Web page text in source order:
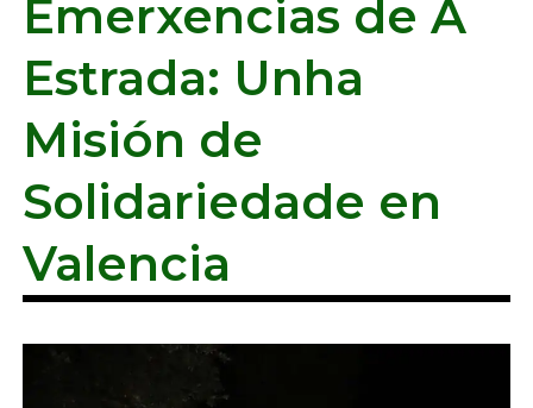
Emerxencias de A
Estrada: Unha
Misión de
Solidariedade en
Valencia